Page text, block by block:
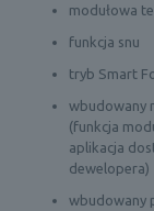
modułowa
funkcja snu
tryb Smart
wbudowany
(funkcja
aplikacja
dewelopera)
wbudowany